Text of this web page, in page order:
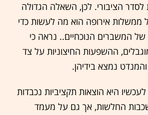
לסדר הציבורי. לכן, השאלה הגדולה
ממשלות אירופה הוא מה לעשות כדי
המשברים הנוכחיים.. נראה כי
ההשפעות החיצוניות על צד
נמצא בידיהן.
היא הוצאות תקציביות נכבדות
החלשות, אך גם על מעמד